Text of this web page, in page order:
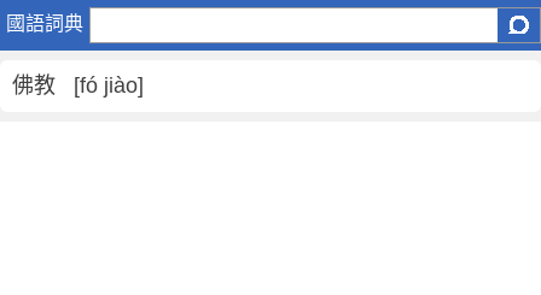
國語詞典
佛
是
什
佛教 [fó jiào]